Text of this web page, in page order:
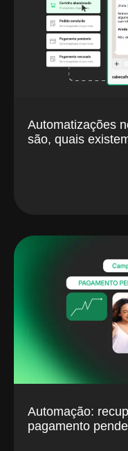
Automatizações
são, quais
Automação:
pagamento